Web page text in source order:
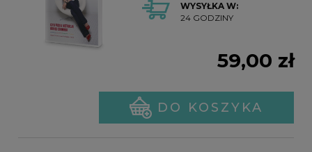
WYSYŁKA W:
24 GODZINY
59,00 zł
DO KOSZYKA